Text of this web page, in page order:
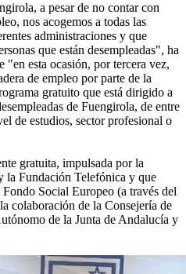
a pesar de no contar con
nos acogemos a todas las
administraciones y que
que están desempleadas", ha
"en esta ocasión, por tercera vez,
de empleo por parte de la
gratuito que está dirigido a
de Fuengirola, de entre
de estudios, sector profesional o
gratuita, impulsada por la
la Fundación Telefónica y que
Social Europeo (a través del
colaboración de la Consejería de
de la Junta de Andalucía y